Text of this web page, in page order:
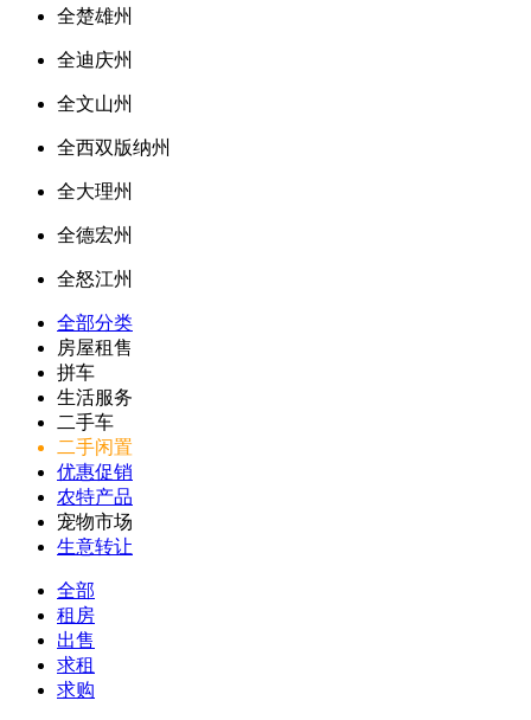
全楚雄州
全迪庆州
全文山州
全西双版纳州
全大理州
全德宏州
全怒江州
全部分类
房屋租售
拼车
生活服务
二手车
二手闲置
优惠促销
农特产品
宠物市场
生意转让
全部
租房
出售
求租
求购